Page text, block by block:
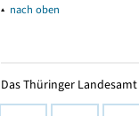
▴ nach oben
Das Thüringer